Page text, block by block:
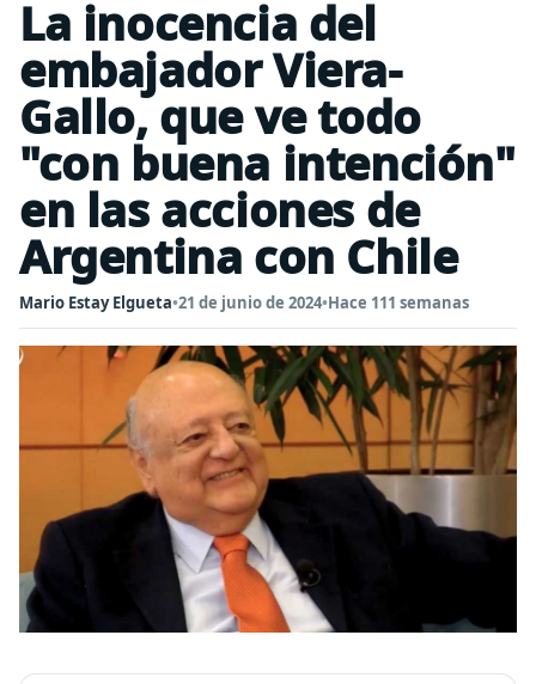
La inocencia del
embajador Viera-
Gallo, que ve todo
"con buena intención"
en las acciones de
Argentina con Chile
Mario Estay Elgueta•21 de junio de 2024•Hace 111 semanas